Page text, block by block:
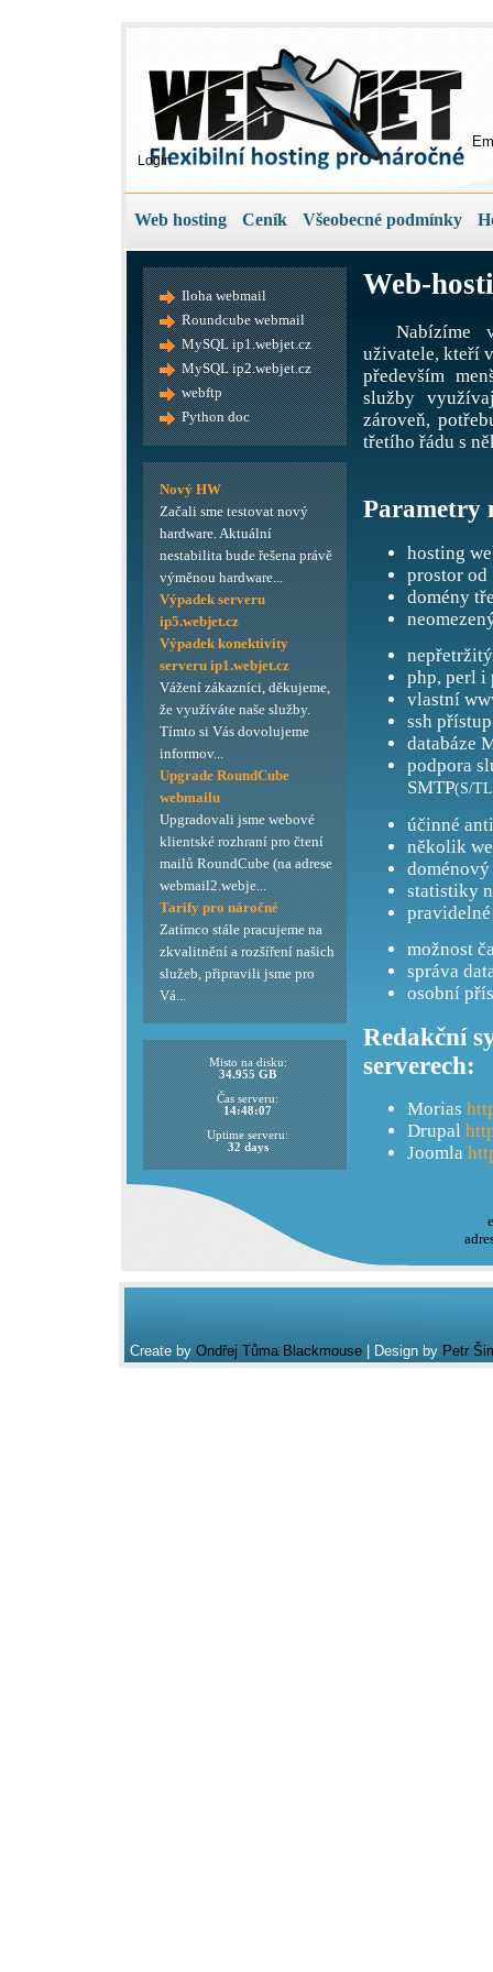
Login
Web hosting Ceník Všeobecné podmínky
Web-
Nabízíme
uživatele, kteří
především
služby
zároveň,
třetího řádu s
Parametry
hosting
prostor od
domény
php, perl i
vlastní
ssh přístup
databáze
podpora
SMTP(S/
účinné
několik
doménový
statistiky
možnost
správa
osobní
Redakční
serverech:
Morias
Drupal
Joomla
Iloha webmail
Roundcube webmail
MySQL ip1.webjet.cz
MySQL ip2.webjet.cz
webftp
Python doc
Nový HW
Začali sme testovat nový
hardware. Aktuální
nestabilita bude řešena právě
výměnou hardware...
Výpadek serveru
ip5.webjet.cz
Výpadek konektivity
serveru ip1.webjet.cz
Vážení zákazníci, děkujeme,
že využíváte naše služby.
Tímto si Vás dovolujeme
informov...
Upgrade RoundCube
webmailu
Upgradovali jsme webové
klientské rozhraní pro čtení
mailů RoundCube (na adrese
webmail2.webje...
Tarify pro náročné
Zatímco stále pracujeme na
zkvalitnění a rozšíření našich
služeb, připravili jsme pro
Vá...
Misto na disku:
34.955 GB
Čas serveru:
14:48:07
Uptime serveru:
32 days
Create by Ondřej Tůma Blackmouse| Design by Petr